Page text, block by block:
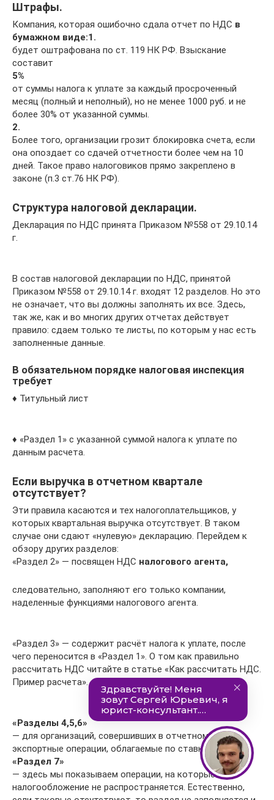
Штрафы.
Компания, которая ошибочно сдала отчет по НДС в
бумажном виде:1.
будет оштрафована по ст. 119 НК РФ. Взыскание
составит
5%
от суммы налога к уплате за каждый просроченный
месяц (полный и неполный), но не менее 1000 руб. и не
более 30% от указанной суммы.
2.
Более того, организации грозит блокировка счета, если
она опоздает со сдачей отчетности более чем на 10
дней. Такое право налоговиков прямо закреплено в
законе (п.3 ст.76 НК РФ).
Структура налоговой декларации.
Декларация по НДС принята Приказом №558 от 29.10.14
г.
В состав налоговой декларации по НДС, принятой
Приказом №558 от 29.10.14 г. входят 12 разделов. Но это
не означает, что вы должны заполнять их все. Здесь,
так же, как и во многих других отчетах действует
правило: сдаем только те листы, по которым у нас есть
заполненные данные.
В обязательном порядке налоговая инспекция
требует
♦ Титульный лист
♦ «Раздел 1» с указанной суммой налога к уплате по
данным расчета.
Если выручка в отчетном квартале
отсутствует?
Эти правила касаются и тех налогоплательщиков, у
которых квартальная выручка отсутствует. В таком
случае они сдают «нулевую» декларацию. Перейдем к
обзору других разделов:
«Раздел 2» — посвящен НДС налогового агента,
следовательно, заполняют его только компании,
наделенные функциями налогового агента.
«Раздел 3» — содержит расчёт налога к уплате, после
чего переносится в «Раздел 1». О том как правильно
рассчитать НДС читайте в статье «Как рассчитать НДС.
Пример расчета».
«Разделы 4,5,6»
— для организаций, совершивших в отчетном периоде
экспортные операции, облагаемые по ставке 0%.
«Раздел 7»
— здесь мы показываем операции, на которые
налогообложение не распространяется. Естественно,